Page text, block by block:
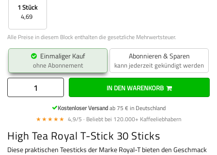
1 Stück
4,69
Alle Preise in diesem Block enthalten die gesetzliche Mehrwertsteuer.
Einmaliger Kauf
ohne Abonnement
Abonnieren & Sparen
kann jederzeit gekündigt werden
IN DEN WARENKORB
Kostenloser Versandab 75 € in Deutschland
★★★★★ 4,9/5 · Beliebt bei 120.000+ Kaffeeliebhabern
High Tea Royal T-Stick 30 Sticks
Diese praktischen Teesticks der Marke Royal-T bieten den Geschmack